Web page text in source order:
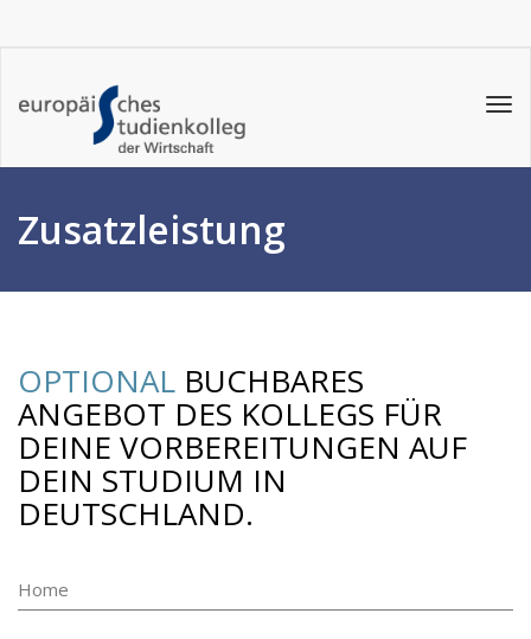
Zusatzleistung
OPTIONAL BUCHBARES
ANGEBOT DES KOLLEGS FÜR
DEINE VORBEREITUNGEN AUF
DEIN STUDIUM IN
DEUTSCHLAND.
Home